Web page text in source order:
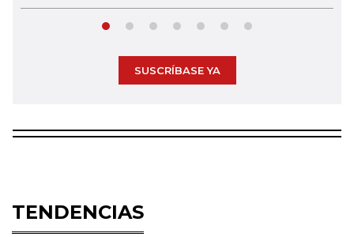
SUSCRÍBASE YA
TENDENCIAS